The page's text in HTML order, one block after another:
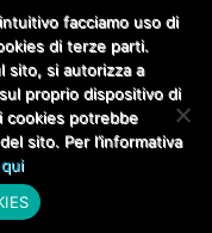
by
facciamo uso di
di terze parti.
sito, si autorizza a
proprio dispositivo di
cookies potrebbe
sito. Per l’informativa
qui